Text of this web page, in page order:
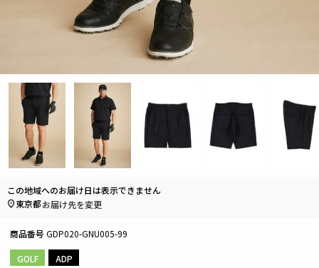
GOLF ADP
商品番号 GDP020-GNU005-99
この地域へのお届け日は表示できません
東京都お届け先を変更